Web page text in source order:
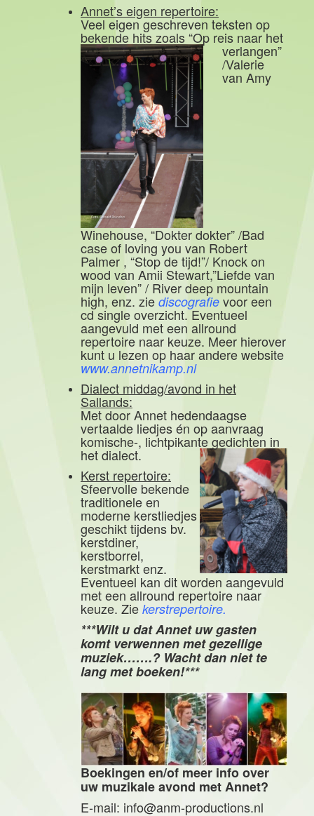
Annet’s eigen repertoire:
Veel eigen geschreven teksten op
bekende hits zoals“Op reis naar het
verlangen”
/Valerie
van Amy
Winehouse, “Dokter dokter” /Bad
case of loving you van Robert
Palmer , “Stop de tijd!”/ Knock on
wood van Amii Stewart,”Liefde van
mijn leven” / River deep mountain
high, enz. zie discografie voor een
cd single overzicht. Eventueel
aangevuld met een allround
repertoire naar keuze. Meer hierover
kunt u lezen op haar andere website
www.annetnikamp.nl
Dialect middag/avond in het
Sallands:
Met door Annet hedendaagse
vertaalde liedjes én op aanvraag
komische-, lichtpikante gedichten in
het dialect.
Kerst repertoire:
Sfeervolle bekende
traditionele en
moderne kerstliedjes
geschikt tijdens bv.
kerstdiner,
kerstborrel,
kerstmarkt enz.
Eventueel kan dit worden aangevuld
met een allround repertoire naar
keuze. Zie kerstrepertoire.
***Wilt u dat Annet uw gasten
komt verwennen met gezellige
muziek…….? Wacht dan niet te
lang met boeken!***
Boekingen en/of meer info over
uw muzikale avond met Annet?
E-mail: info@anm-productions.nl